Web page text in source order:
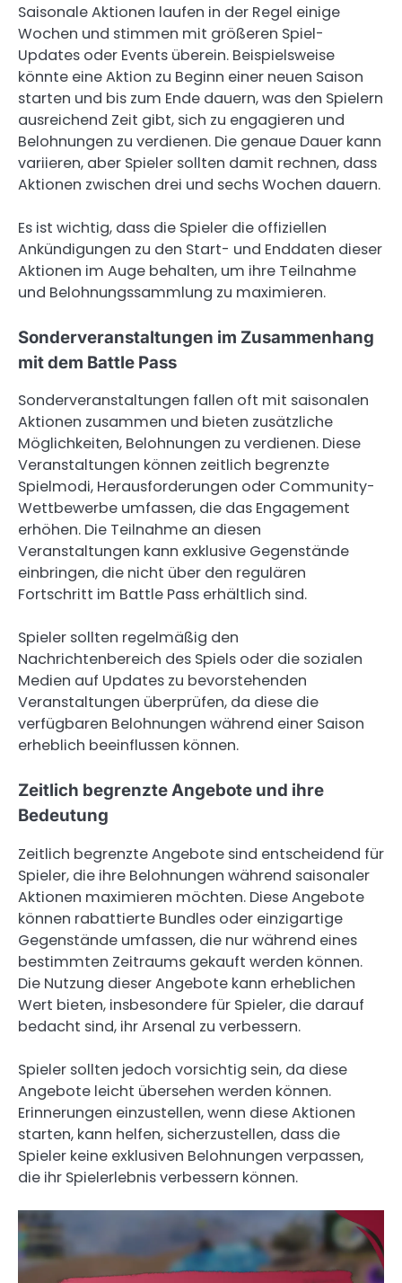
Saisonale Aktionen laufen in der Regel einige
Wochen und stimmen mit größeren Spiel-
Updates oder Events überein. Beispielsweise
könnte eine Aktion zu Beginn einer neuen Saison
starten und bis zum Ende dauern, was den Spielern
ausreichend Zeit gibt, sich zu engagieren und
Belohnungen zu verdienen. Die genaue Dauer kann
variieren, aber Spieler sollten damit rechnen, dass
Aktionen zwischen drei und sechs Wochen dauern.
Es ist wichtig, dass die Spieler die offiziellen
Ankündigungen zu den Start- und Enddaten dieser
Aktionen im Auge behalten, um ihre Teilnahme
und Belohnungssammlung zu maximieren.
Sonderveranstaltungen im Zusammenhang
mit dem Battle Pass
Sonderveranstaltungen fallen oft mit saisonalen
Aktionen zusammen und bieten zusätzliche
Möglichkeiten, Belohnungen zu verdienen. Diese
Veranstaltungen können zeitlich begrenzte
Spielmodi, Herausforderungen oder Community-
Wettbewerbe umfassen, die das Engagement
erhöhen. Die Teilnahme an diesen
Veranstaltungen kann exklusive Gegenstände
einbringen, die nicht über den regulären
Fortschritt im Battle Pass erhältlich sind.
Spieler sollten regelmäßig den
Nachrichtenbereich des Spiels oder die sozialen
Medien auf Updates zu bevorstehenden
Veranstaltungen überprüfen, da diese die
verfügbaren Belohnungen während einer Saison
erheblich beeinflussen können.
Zeitlich begrenzte Angebote und ihre
Bedeutung
Zeitlich begrenzte Angebote sind entscheidend für
Spieler, die ihre Belohnungen während saisonaler
Aktionen maximieren möchten. Diese Angebote
können rabattierte Bundles oder einzigartige
Gegenstände umfassen, die nur während eines
bestimmten Zeitraums gekauft werden können.
Die Nutzung dieser Angebote kann erheblichen
Wert bieten, insbesondere für Spieler, die darauf
bedacht sind, ihr Arsenal zu verbessern.
Spieler sollten jedoch vorsichtig sein, da diese
Angebote leicht übersehen werden können.
Erinnerungen einzustellen, wenn diese Aktionen
starten, kann helfen, sicherzustellen, dass die
Spieler keine exklusiven Belohnungen verpassen,
die ihr Spielerlebnis verbessern können.